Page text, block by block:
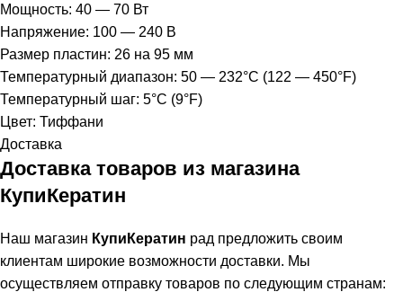
Мощность: 40 — 70 Вт
Напряжение: 100 — 240 В
Размер пластин: 26 на 95 мм
Температурный диапазон: 50 — 232°С (122 — 450°F)
Температурный шаг: 5°С (9°F)
Цвет: Тиффани
Доставка
Доставка товаров из магазина
КупиКератин
Наш магазин КупиКератин рад предложить своим
клиентам широкие возможности доставки. Мы
осуществляем отправку товаров по следующим странам: